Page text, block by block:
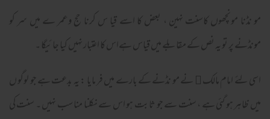
مو نڈنا مونچھوں کاسنت نہین ، بعض کا اسے قیا س کرنا حج وعمر ے میں سر کو
مونڈنے پر تو یہ نص کے مقابلے میں قیاس ہےاس کا اعتبار نہیں کیا جا ئیگا ۔
اسی لئے امام مالک نے مو نڈنے کے بارے میں فر مایا : یہ بدعت ہے جو لوگو ں
میں ظاہر ہو گئی ہے ، سنت سے جو ثا بت ہو اس سے نکلنا منا سب نہیں ۔ سنت کی